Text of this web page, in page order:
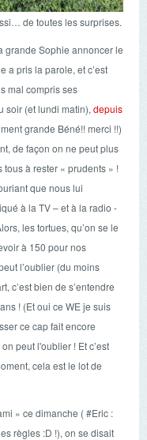
de toutes les surprises.
grande Sophie annoncer le
a pris la parole, et c’est
mal compris ses
soir (et lundi matin), depuis
grande Béné!! merci !!)
de façon on ne peut plus
à rester « prudents » !
que nous lui
à la TV – et à la radio -
les tortues, qu’on se le
à 150 pour nos
l’oublier (du moins
c’est bien de s’entendre
! (Et oui ce WE je suis
ce cap fait encore
peut l'oublier ! Et c’est
cela est le lot de
» ce dimanche ( #Eric :
règles :D !), on se disait